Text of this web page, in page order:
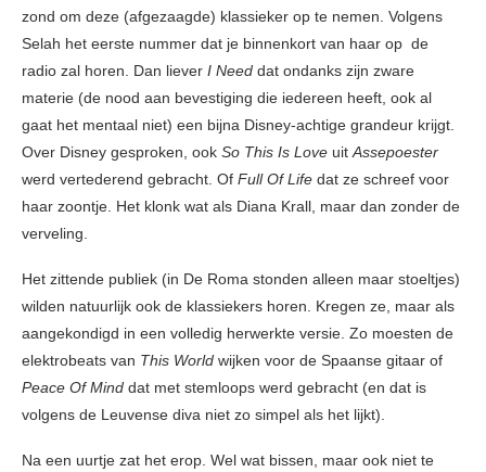
zond om deze (afgezaagde) klassieker op te nemen. Volgens
Selah het eerste nummer dat je binnenkort van haar op de
radio zal horen. Dan liever I Need dat ondanks zijn zware
materie (de nood aan bevestiging die iedereen heeft, ook al
gaat het mentaal niet) een bijna Disney-achtige grandeur krijgt.
Over Disney gesproken, ook So This Is Love uitAssepoester
werd vertederend gebracht. Of Full Of Life dat ze schreef voor
haar zoontje. Het klonk wat als Diana Krall, maar dan zonder de
verveling.
Het zittende publiek (in De Roma stonden alleen maar stoeltjes)
wilden natuurlijk ook de klassiekers horen. Kregen ze, maar als
aangekondigd in een volledig herwerkte versie. Zo moesten de
elektrobeats van This World wijken voor de Spaanse gitaar of
Peace Of Mind dat met stemloops werd gebracht (en dat is
volgens de Leuvense diva niet zo simpel als het lijkt).
Na een uurtje zat het erop. Wel wat bissen, maar ook niet te